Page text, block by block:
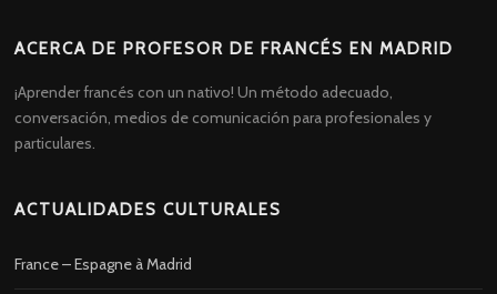
ACERCA DE PROFESOR DE FRANCÉS EN MADRID
¡Aprender francés con un nativo! Un método adecuado,
conversación, medios de comunicación para profesionales y
particulares.
ACTUALIDADES CULTURALES
France – Espagne à Madrid